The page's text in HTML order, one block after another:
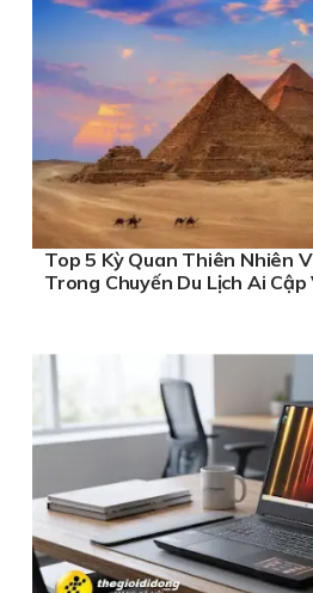
Top 5 Kỳ Quan Thiên Nhiên
Trong Chuyến Du Lịch Ai